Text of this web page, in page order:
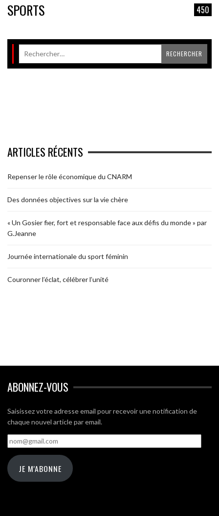
SPORTS 450
ARTICLES RÉCENTS
Repenser le rôle économique du CNARM
Des données objectives sur la vie chère
« Un Gosier fier, fort et responsable face aux défis du monde » par
G.Jeanne
Journée internationale du sport féminin
Couronner l’éclat, célébrer l’unité
ABONNEZ-VOUS
Saisissez votre adresse email pour recevoir une notification de
chaque nouvel article par email.
nom@gmail.com
JE M'ABONNE